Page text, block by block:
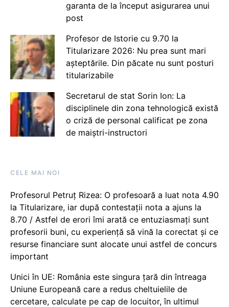
garanta de la început asigurarea unui
post
Profesor de Istorie cu 9.70 la
Titularizare 2026: Nu prea sunt mari
așteptările. Din păcate nu sunt posturi
titularizabile
Secretarul de stat Sorin Ion: La
disciplinele din zona tehnologică există
o criză de personal calificat pe zona
de maiștri-instructori
CELE MAI NOI
Profesorul Petruț Rizea: O profesoară a luat nota 4.90
la Titularizare, iar după contestații nota a ajuns la
8.70 / Astfel de erori îmi arată ce entuziasmați sunt
profesorii buni, cu experiență să vină la corectat și ce
resurse financiare sunt alocate unui astfel de concurs
important
Unici în UE: România este singura țară din întreaga
Uniune Europeană care a redus cheltuielile de
cercetare, calculate pe cap de locuitor, în ultimul